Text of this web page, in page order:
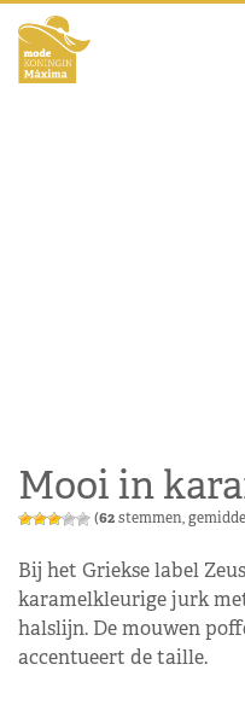
Mooi in
(62stemmen,
Bij het Griekse label
karamelkleurige jurk
halslijn. De mouwen
accentueert de taille.